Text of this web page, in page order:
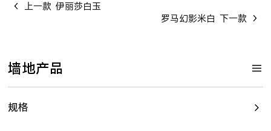
上一款 伊丽莎白玉
罗马幻影米白 下一款
墙地产品
规格